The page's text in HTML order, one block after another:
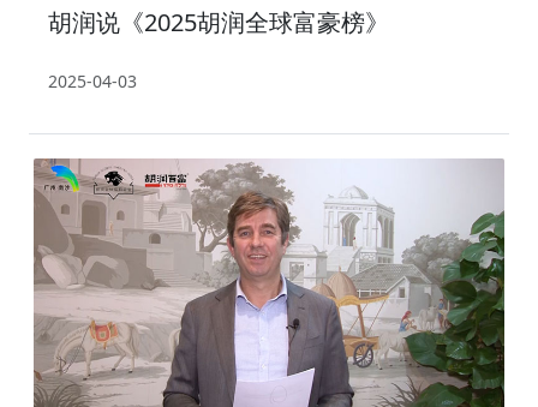
胡润说《2025胡润全球富豪榜》
2025-04-03